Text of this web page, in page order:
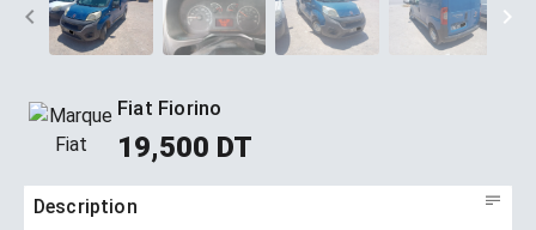
Fiat Fiorino
19,500 DT
Description